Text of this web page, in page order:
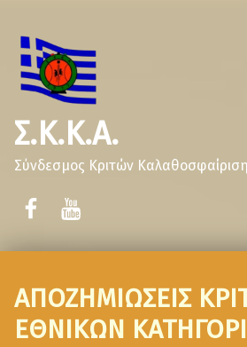
Σ.Κ.Κ.Α.
Σύνδεσμος Κριτών
ΑΠΟΖΗΜΙΩΣΕΙΣ
ΕΘΝΙΚΩΝ